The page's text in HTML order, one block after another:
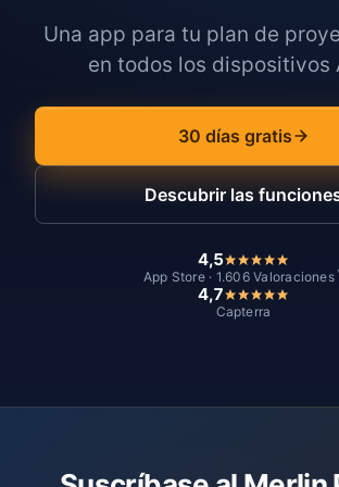
Una app para tu plan de
en todos los dispositivos
30 días gratis
Descubrir las
4,5
App Store · 1.606 Valoraciones
4,7
Capterra